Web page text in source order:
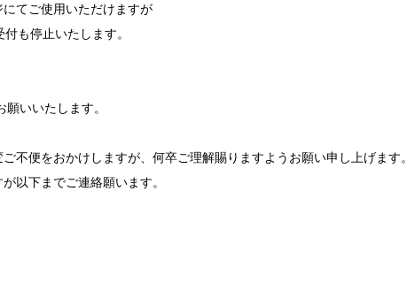
てご使用いただけますが
も停止いたします。
いいたします。
不便をおかけしますが、何卒ご理解賜りますようお願い申し上げます。
以下までご連絡願います。